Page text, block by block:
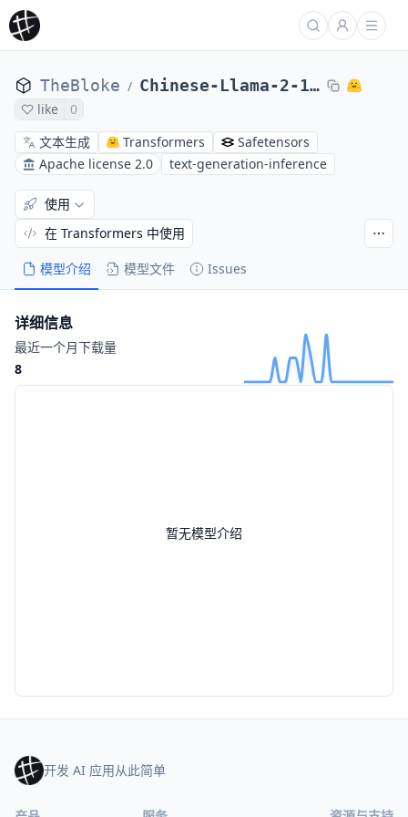
TheBloke / Chinese-Llama-2-13B-GPTQ
like
0
文本生成
Transformers
Safetensors
Apache license 2.0
text-generation-inference
模型介绍 模型文件 Issues
使用
在 Transformers 中使用
暂无模型介绍
详细信息
最近一个月下载量
8
开发 AI 应用从此简单